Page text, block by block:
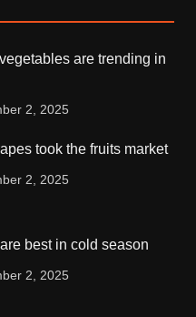
are trending in
2, 2025
took the fruits market
2, 2025
best in cold season
2, 2025